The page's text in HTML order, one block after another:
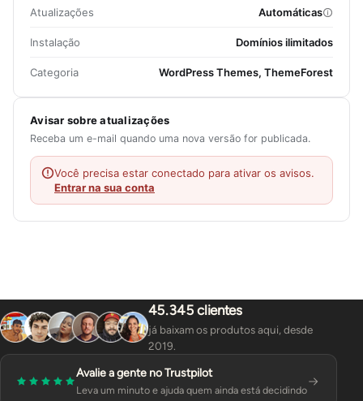
Atualizações Automáticas
Instalação Domínios ilimitados
Categoria WordPress Themes, ThemeForest
Avisar sobre atualizações
Receba um e-mail quando uma nova versão for publicada.
Você precisa estar conectado para ativar os avisos.
Entrar na sua conta
45.345 clientes
já baixam os produtos aqui, desde
2019.
Avalie a gente no Trustpilot
Leva um minuto e ajuda quem ainda está decidindo